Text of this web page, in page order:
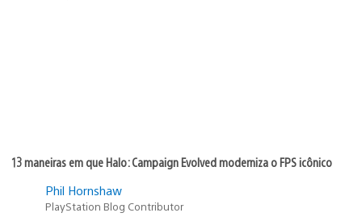
13 maneiras em que Halo: Campaign Evolved moderniza o FPS icônico
Phil Hornshaw
PlayStation Blog Contributor